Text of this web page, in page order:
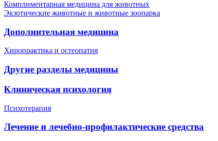
Комплиментарная медицина для животных
Экзотические животные и животные зоопарка
Дополнительная медицина
Хиропрактика и остеопатия
Другие разделы медицины
Клиническая психология
Психотерапия
Лечение и лечебно-профилактические средства